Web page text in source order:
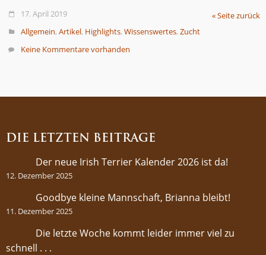
« Seite zurück
17. April 2019
Allgemein, Artikel, Highlights, Wissenswertes, Zucht
Keine Kommentare vorhanden
DIE LETZTEN BEITRÄGE
Der neue Irish Terrier Kalender 2026 ist da!
12. Dezember 2025
Goodbye kleine Mannschaft, Brianna bleibt!
11. Dezember 2025
Die letzte Woche kommt leider immer viel zu
schnell . . .